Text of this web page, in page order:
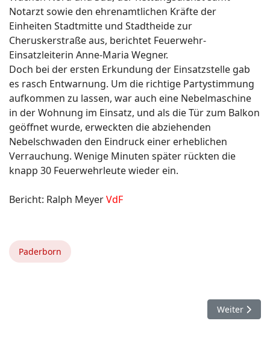
Notarzt sowie den ehrenamtlichen Kräfte der
Einheiten Stadtmitte und Stadtheide zur
Cheruskerstraße aus, berichtet Feuerwehr-
Einsatzleiterin Anne-Maria Wegner.
Doch bei der ersten Erkundung der Einsatzstelle gab
es rasch Entwarnung. Um die richtige Partystimmung
aufkommen zu lassen, war auch eine Nebelmaschine
in der Wohnung im Einsatz, und als die Tür zum Balkon
geöffnet wurde, erweckten die abziehenden
Nebelschwaden den Eindruck einer erheblichen
Verrauchung. Wenige Minuten später rückten die
knapp 30 Feuerwehrleute wieder ein.
Bericht: Ralph MeyerVdF
Paderborn
Nächster
Weiter